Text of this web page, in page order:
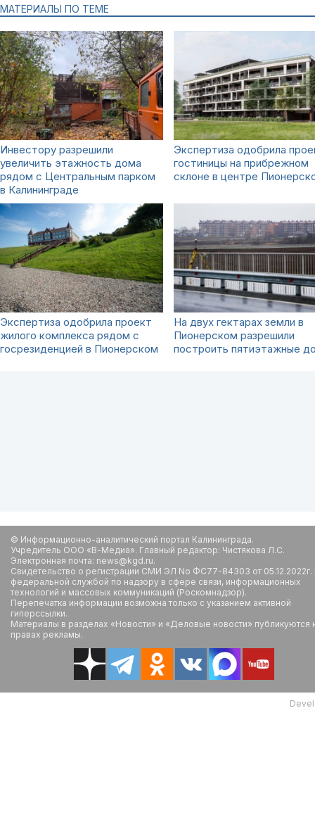
МАТЕРИАЛЫ ПО ТЕМЕ
Инвестору разрешили
увеличить этажность дома
рядом с Центральным парком
в Калининграде
Экспертиза одобрила
гостиницы на прибрежном
склоне в центре
Экспертиза одобрила проект
жилого комплекса рядом с
госрезиденцией в Пионерском
На двух гектарах земли в
Пионерском разрешили
построить пятиэтажные
© Информационно-аналитический портал Калининграда.
Учредитель ООО «В-Медиа». Главный редактор: Чистякова Л.С.
Электронная почта: news@kgd.ru.
Свидетельство о регистрации СМИ ЭЛ No ФС77-84303 от
федеральной службой по надзору в сфере связи, информационных
технологий и массовых коммуникаций (Роскомнадзор).
Перепечатка информации возможна только с указанием активной
гиперссылки.
Материалы в разделах «Новости» и «Деловые новости» публикуются
правах рекламы.